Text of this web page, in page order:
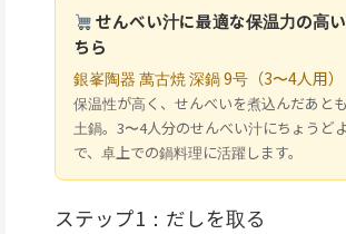
せんべい汁に最適な保温力の高
ちら
銀峯陶器 萬古焼 深鍋 9号（3〜4人用）
保温性が高く、せんべいを煮込んだあと
土鍋。3〜4人分のせんべい汁にちょうど
で、卓上での鍋料理に活躍します。
ステップ1：だしを取る